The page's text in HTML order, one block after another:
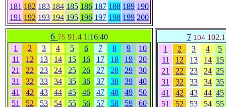
181 182 183 184 185 186 187 188 189 190
191 192 193 194 195 196 197 198 199 200
6 75 91.4 1:16:40
1
2 3 4 5 6 7 8 9
10
11
12 13 14 15 16 17 18 19
20
21
22 23 24 25 26 27 28 29
30
31
32 33 34 35 36 37 38 39
40
41
42 43 44 45 46 47 48 49
50
51
52 53 54 55 56 57 58 59
60
7 104
1
2 3 4
5
11
12 13 14 15
21
22 23 24 25
31
32 33 34 35
41
42 43 44 45
51
52 53 54 55